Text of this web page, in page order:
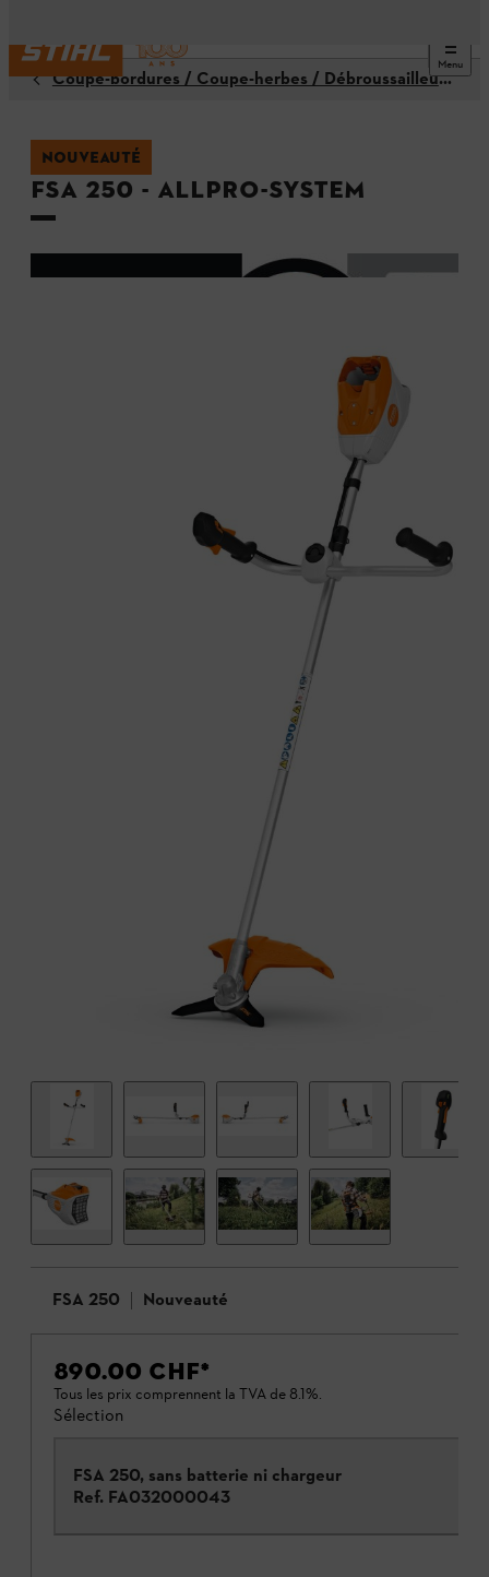
Menu
Coupe-bordures / Coupe-herbes / Débroussailleuses
NOUVEAUTÉ
FSA 250 - ALLPRO-System
FSA 250 Nouveauté
890.00 CHF*
Tous les prix comprennent la TVA de 8.1%.
Sélection
FSA 250, sans batterie ni chargeur
Ref. FA032000043